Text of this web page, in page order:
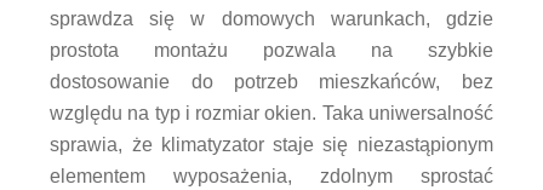
sprawdza się w domowych warunkach, gdzie
prostota montażu pozwala na szybkie
dostosowanie do potrzeb mieszkańców, bez
względu na typ i rozmiar okien. Taka uniwersalność
sprawia, że klimatyzator staje się niezastąpionym
elementem wyposażenia, zdolnym sprostać